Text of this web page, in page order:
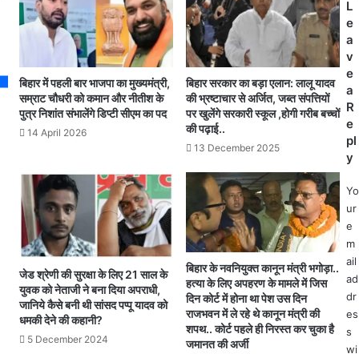
स
ल
8
प्र
ख
ट्रे
ज
के
का
त्रा
ड़
छा
के
आ
बिहार में पहली बार भाजपा का मुख्यमंत्री,
सम्राट चौधरी को कमान और नीतीश के
पुत्र निशांत संभालेंगे डिप्टी सीएम का पद
14 April 2026
बिहार सरकार का बड़ा एलान: लालू यादव
की भ्रष्टाचार से अर्जित, जब्त संपत्तियों
पर खुलेंगे सरकारी स्कूल ,होगी गरीब बच्चों
की पढ़ाई..
13 December 2025
जेड श्रेणी की सुरक्षा के लिए 21 साल के
युवक को नेताजी ने बना दिया अपराधी,
जानिये कैसे बनी थी सांसद पप्पू यादव को
धमकी देने की कहानी?
5 December 2024
बिहार के नवनियुक्त कानून मंत्री भगोड़ा..
हत्या के लिए अपहरण के मामले में जिस
दिन कोर्ट में होना था पेश उस दिन
राजभवन में ले रहे थे कानून मंत्री की
शपथ.. कोर्ट पहले ही निरस्त कर चुका है
जमानत की अर्जी
L
e
a
v
e
a
R
e
pl
y
Yo
ur
e
m
ail
ad
dr
es
s
wi